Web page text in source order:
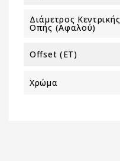
Διάμετρος Κεντρικής
Οπής (αφαλού)
Offset (ET)
Χρώμα